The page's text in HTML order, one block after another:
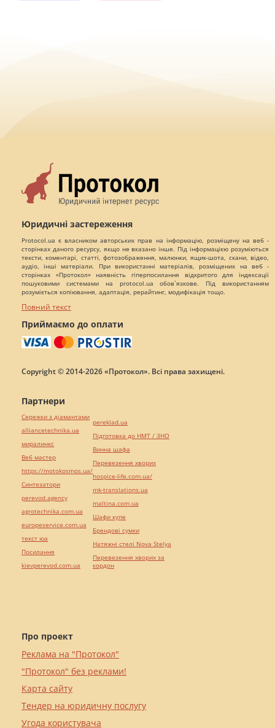
Юридичні застереження
Protocol.ua є власником авторських прав на інформацію, розміщену на веб -
сторінках даного ресурсу, якщо не вказано інше. Під інформацією розуміються
тексти, коментарі, статті, фотозображення, малюнки, ящик-шота, скани, відео,
аудіо, інші матеріали. При використанні матеріалів, розміщених на веб -
сторінках «Протокол» наявність гіперпосилання відкритого для індексації
пошуковими системами на protocol.ua обов`язкове. Під використанням
розуміється копіювання, адаптація, рерайтинг, модифікація тощо.
Повний текст
Приймаємо до оплати
Copyright © 2014-2026 «Протокол». Всі права захищені.
Про проект
Реклама на "Протокол"
"Протокол" без реклами!
Карта сайту
Тендер на юридичну послугу
Угода користувача
Партнери
Сережки з діамантами
alliancetechnika.ua
миралинкс
Веб мастер
https://motokosmos.ua/
Синтезатори
perevod.agency
agrotechnika.com.ua
europeservice.com.ua
текст юа
Посилання
kievperevod.com.ua
pereklad.ua
Підготовка до НМТ / ЗНО
Винна шафа
Перевезення хворих
hospice-life.com.ua/
mk-translations.ua
maltina.com.ua
Шафи купе
Брендові сумки
Натяжні стелі Nova Stelya
Перевезення хворих за
кордон